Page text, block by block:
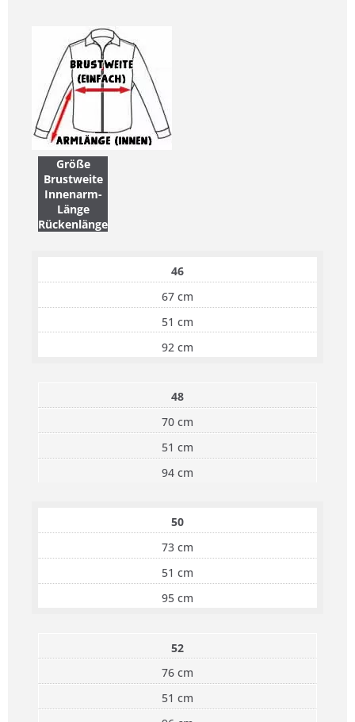
Größe
Brustweite
Innenarm-
Länge
Rückenlänge
46
67 cm
51 cm
92 cm
48
70 cm
51 cm
94 cm
50
73 cm
51 cm
95 cm
52
76 cm
51 cm